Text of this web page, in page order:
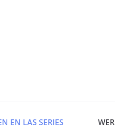
EN LAS SERIES